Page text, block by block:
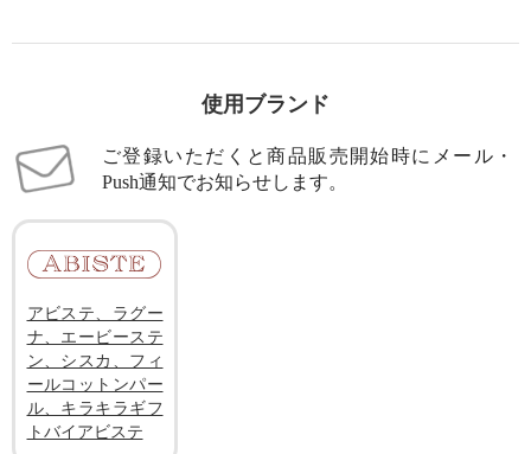
使用ブランド
ご登録いただくと商品販売開始時にメール・
Push通知でお知らせします。
アビステ、ラグー
ナ、エービーステ
ン、シスカ、フィ
ールコットンパー
ル、キラキラギフ
トバイアビステ